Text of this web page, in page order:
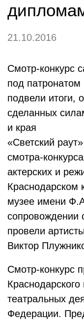
21.10.2016
Смотр-конкурс
под
подвели итоги,
сделанных
и края
«Светский
смотра-
актерских и
Краснодарском
музее имени
сопровождении
провели
Виктор
Смотр-конкурс
театральных
Федерации.